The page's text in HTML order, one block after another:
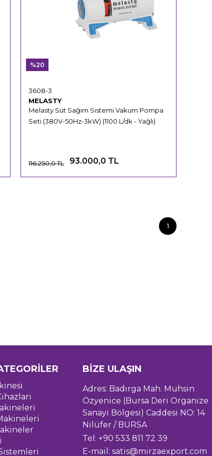
MELASTY
Melasty Süt Sağım Sistemi Vakum Pompa
Seti (380V-50Hz-3kW) (1100 L/dk - Yağlı)
3608-3
93.000,0 TL
116.250,0 TL
%20
1
BİZE ULAŞIN
Adres: Badırga Mah. Muhsin
Özyenice (Bursa Deri Organize
Sanayi Bölgesi) Caddesi NO: 14
Nilüfer / BURSA
Tel: +90 533 811 72 39
E-mail:satis@mirzaexport.com